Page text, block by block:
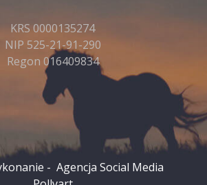
KRS 0000135274
NIP 525-21-91-290
Regon 016409834
- Agencja Social Media